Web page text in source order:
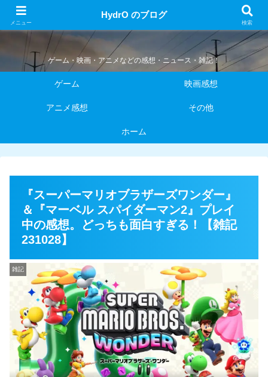
HydrO のブログ
ゲーム・映画・アニメなどの感想・ニュース・雑記！
ゲーム 映画感想
アニメ感想 その他
ホーム
『スーパーマリオブラザーズワンダー』
＆『マーベル スパイダーマン2』プレイ
中の感想。どっちも面白すぎる！【雑記
231028】
雑記
メニュー
HydrO のブログ
検索